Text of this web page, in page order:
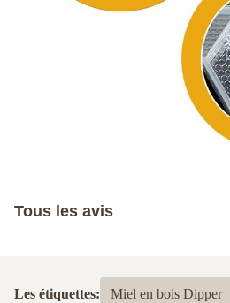
Tous les avis
Basé sur 50 critiques récemment
Les étiquettes: Miel en bois Dipper